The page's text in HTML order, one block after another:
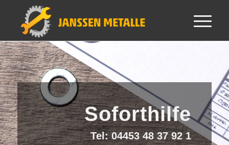
Soforthilfe
Tel:04453 48 37 92 1